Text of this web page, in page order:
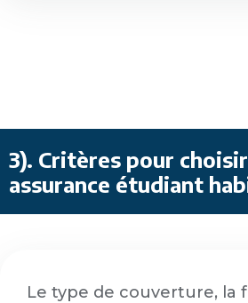
3). Critères pour
assurance étudiant
Le type de couverture, la